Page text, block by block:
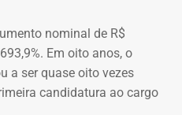
viva e estar ao lado do
acontecer com ela depois
há o receio que alguma
de alguma forma,
nominal de R$
Em oito anos, o
a ser quase oito vezes
candidatura ao cargo